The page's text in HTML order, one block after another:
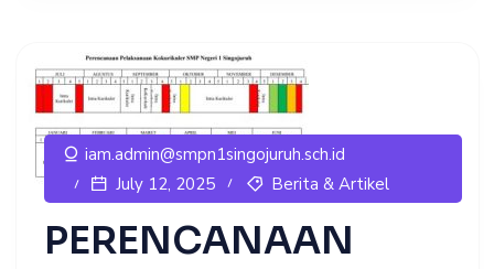
iam.admin@smpn1singojuruh.sch.id
July 12, 2025
Berita & Artikel
PERENCANAAN